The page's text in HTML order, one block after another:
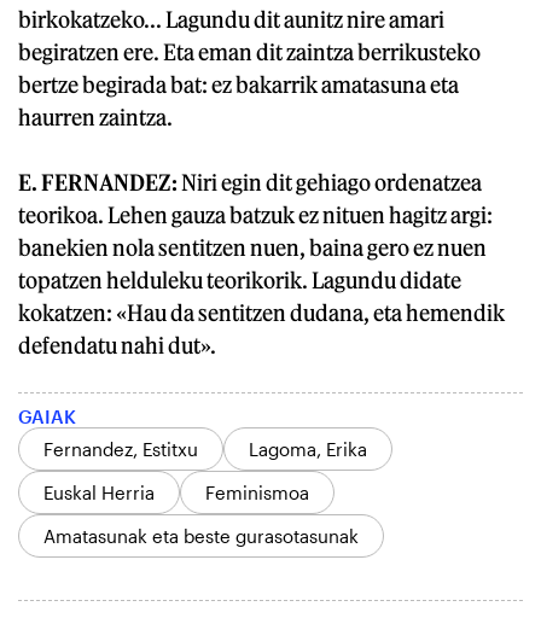
birkokatzeko... Lagundu dit aunitz nire amari
begiratzen ere. Eta eman dit zaintza berrikusteko
bertze begirada bat: ez bakarrik amatasuna eta
haurren zaintza.
E. FERNANDEZ:Niri egin dit gehiago ordenatzea
teorikoa. Lehen gauza batzuk ez nituen hagitz argi:
banekien nola sentitzen nuen, baina gero ez nuen
topatzen helduleku teorikorik. Lagundu didate
kokatzen: «Hau da sentitzen dudana, eta hemendik
defendatu nahi dut».
GAIAK
Fernandez, Estitxu
Lagoma, Erika
Euskal Herria
Feminismoa
Amatasunak eta beste gurasotasunak